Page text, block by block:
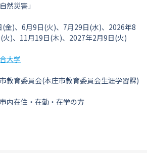
然災害」
金)、6月9日(火)、7月29日(水)、2026年8
)、11月19日(木)、2027年2月9日(火)
大学
育委員会(本庄市教育委員会生涯学習課)
内在住・在勤・在学の方